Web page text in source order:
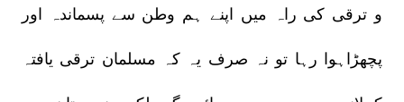
و ترقی کی راہ میں اپنے ہم وطن سے پسماندہ اور
پچھڑاہوا رہا تو نہ صرف یہ کہ مسلمان ترقی یافتہ